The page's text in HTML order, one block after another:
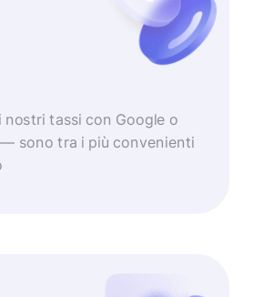
tassi con Google o
sono tra i più convenienti